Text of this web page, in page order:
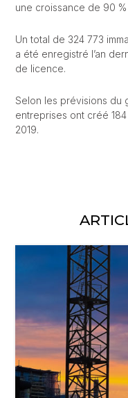
une croissance de 90
Un total de 324 773
a été enregistré l’an
de licence.
Selon les prévisions du
entreprises ont créé
2019.